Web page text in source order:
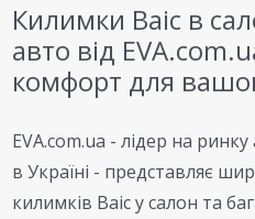
Килимки Baic в
авто від
комфорт для
EVA.com.ua - лідер на
в Україні - представляє
килимків Baic у салон та